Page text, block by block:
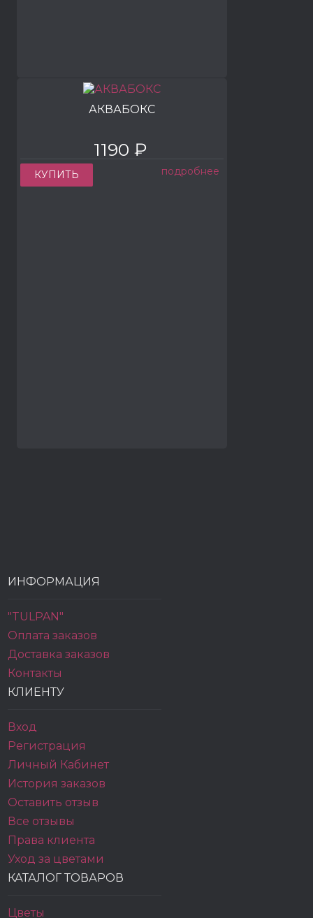
АКВАБОКС
1190 ₽
КУПИТЬ подробнее
ИНФОРМАЦИЯ
"TULPAN"
Оплата заказов
Доставка заказов
Контакты
КЛИЕНТУ
Вход
Регистрация
Личный Кабинет
История заказов
Оставить отзыв
Все отзывы
Права клиента
Уход за цветами
КАТАЛОГ ТОВАРОВ
Цветы